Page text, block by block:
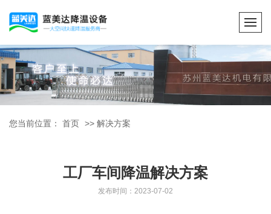
您当前位置： 首页 >> 解决方案
工厂车间降温解决方案
发布时间：2023-07-02